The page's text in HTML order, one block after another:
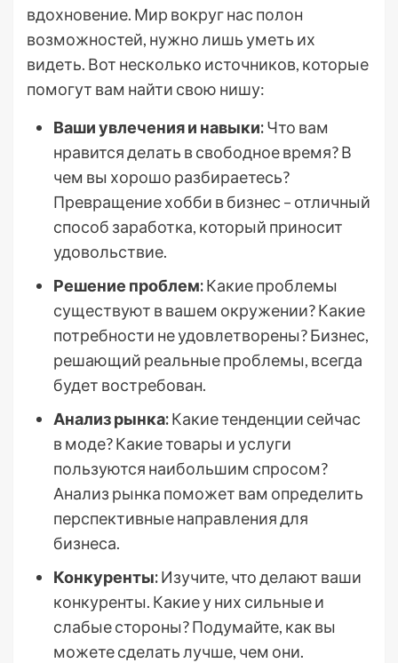
вдохновение. Мир вокруг нас полон
возможностей, нужно лишь уметь их
видеть. Вот несколько источников, которые
помогут вам найти свою нишу:
Ваши увлечения и навыки:Что вам
нравится делать в свободное время? В
чем вы хорошо разбираетесь?
Превращение хобби в бизнес – отличный
способ заработка, который приносит
удовольствие.
Решение проблем:Какие проблемы
существуют в вашем окружении? Какие
потребности не удовлетворены? Бизнес,
решающий реальные проблемы, всегда
будет востребован.
Анализ рынка:Какие тенденции сейчас
в моде? Какие товары и услуги
пользуются наибольшим спросом?
Анализ рынка поможет вам определить
перспективные направления для
бизнеса.
Конкуренты:Изучите, что делают ваши
конкуренты. Какие у них сильные и
слабые стороны? Подумайте, как вы
можете сделать лучше, чем они.